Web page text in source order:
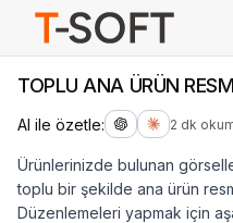
TOPLU ANA ÜRÜN
AI ile özetle: 2 dk
Ürünlerinizde bulunan
toplu bir şekilde ana ürün
Düzenlemeleri yapmak için